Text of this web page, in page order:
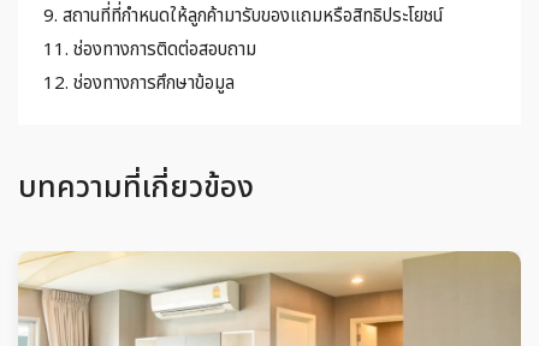
9. สถานที่ที่กำหนดให้ลูกค้ามารับของแถมหรือสิทธิประโยชน์
11. ช่องทางการติดต่อสอบถาม
12. ช่องทางการศึกษาข้อมูล
บทความที่เกี่ยวข้อง